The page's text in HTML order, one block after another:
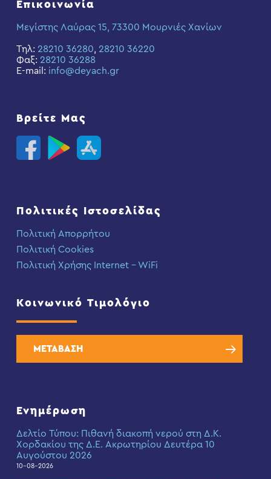
Επικοινωνία
Μεγίστης Λαύρας 15, 73300 Μουρνιές Χανίων
Τηλ: 28210 36280, 28210 36220
Φαξ: 28210 36288
E-mail: info@deyach.gr
Βρείτε Μας
Πολιτικές Ιστοσελίδας
Πολιτική Απορρήτου
Πολιτική Cookies
Πολιτική Χρήσης Internet – WiFi
Κοινωνικό Τιμολόγιο
ΜΕΤΑΒΑΣΗ
Ενημέρωση
Δελτίο Τύπου: Πιθανή διακοπή νερού στη Δ.Κ.
Χορδακίου της Δ.Ε. Ακρωτηρίου Δευτέρα 10
Αυγούστου 2026
10-08-2026